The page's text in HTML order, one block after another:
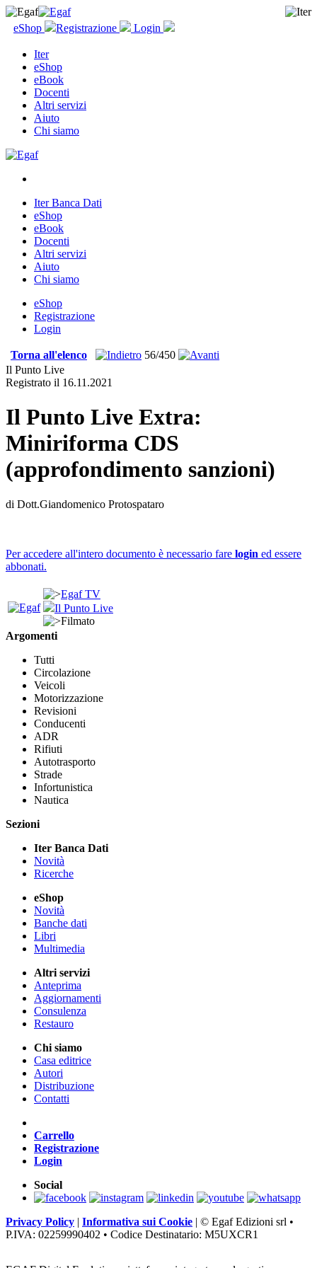
eShop Registrazione Login
Iter
eShop
eBook
Docenti
Altri servizi
Aiuto
Chi siamo
Iter Banca Dati
eShop
eBook
Docenti
Altri servizi
Aiuto
Chi siamo
eShop
Registrazione
Login
Torna all'elenco
56/450
Il Punto Live
Registrato il 16.11.2021
Il Punto Live Extra:
Miniriforma CDS
(approfondimento sanzioni)
di Dott.Giandomenico Protospataro
Per accedere all'intero documento è necessario fare login ed essere
abbonati.
Egaf TV
Il Punto Live
Filmato
Argomenti
Tutti
Circolazione
Veicoli
Motorizzazione
Revisioni
Conducenti
ADR
Rifiuti
Autotrasporto
Strade
Infortunistica
Nautica
Sezioni
Iter Banca Dati
Novità
Ricerche
eShop
Novità
Banche dati
Libri
Multimedia
Altri servizi
Anteprima
Aggiornamenti
Consulenza
Restauro
Chi siamo
Casa editrice
Autori
Distribuzione
Contatti
Carrello
Registrazione
Login
Social
Privacy Policy | Informativa sui Cookie | © Egaf Edizioni srl •
P.IVA: 02259990402 • Codice Destinatario: M5UXCR1